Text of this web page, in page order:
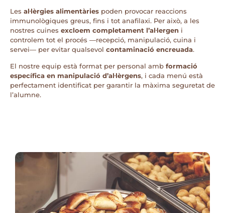
Les al·lèrgies alimentàries poden provocar reaccions
immunològiques greus, fins i tot anafilaxi. Per això, a les
nostres cuines excloem completament l’al·lergen i
controlem tot el procés —recepció, manipulació, cuina i
servei— per evitar qualsevol contaminació encreuada.
El nostre equip està format per personal amb formació
específica en manipulació d’al·lèrgens, i cada menú està
perfectament identificat per garantir la màxima seguretat de
l’alumne.